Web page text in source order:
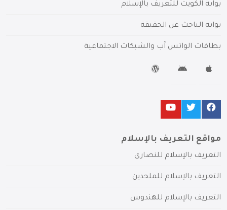
بوابة الكويت للتعريف بالإسلام
بوابة الباحث عن الحقيقة
بطاقات الواتس آب والشبكات الاجتماعية
مواقع التعريف بالإسلام
التعريف بالإسلام للنصارى
التعريف بالإسلام للملحدين
التعريف بالإسلام للهندوس